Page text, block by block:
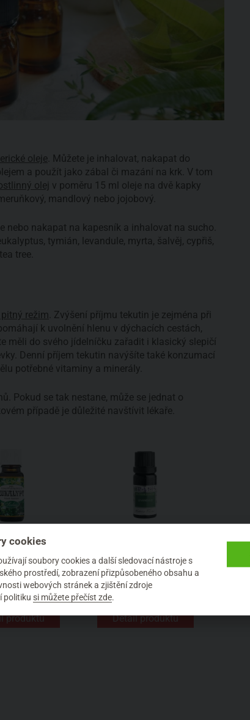
oleje . Můžete je inhalovat, nakapat do
a použít jako zábal či mazání na krk. V tom
olej v poměru 15 ml oleje na dvě kapky
mandlový nebo jojobový.
nebo nakapat na kapesník a inhalovat na sucho.
tymián, levandule, myrta, šalvěj, cypřiš,
tree.
režim . Zvýšení příjmu tekutin je zejména při
k uvolnění hlenu v dýchacích cestách,
měli do svého jídelníčku zařadit i klasický slepičí
Denní příjem tekutin navýšíte také konzumací
potřebné vitaminy a minerály.
Pokud se tak nestane, může se jednat o
případě je důležité navštívit lékaře.
Austrálie
10 ml
Kč
produktu
10 ml
Nobilis Tilia
Detail produktu
cookies
soubory cookies a další sledovací nástroje s
prostředí, zobrazení přizpůsobeného obsahu a
webových stránek a zjištění zdroje
politiku si můžete přečíst zde.